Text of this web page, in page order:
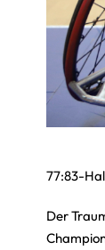
77:83-
Der